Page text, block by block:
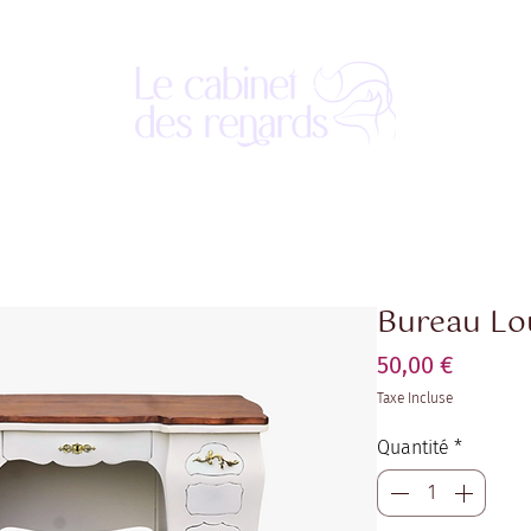
Bureau
50,00 €
Taxe Incluse
Quantité *